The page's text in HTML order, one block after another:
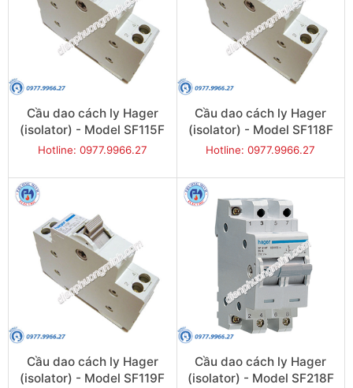
Cầu dao cách ly Hager
(isolator) - Model SF115F
Hotline: 0977.9966.27
Cầu dao cách ly Hager
(isolator) - Model SF118F
Hotline: 0977.9966.27
Cầu dao cách ly Hager
(isolator) - Model SF119F
Cầu dao cách ly Hager
(isolator) - Model SF218F